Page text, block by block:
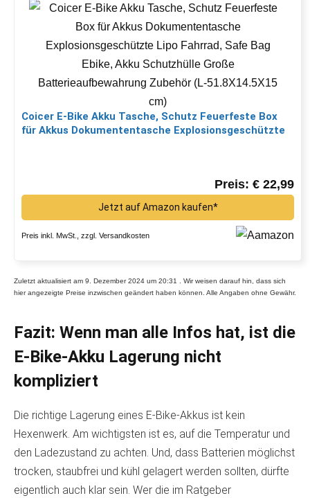
Coicer E-Bike Akku Tasche, Schutz Feuerfeste Box
für Akkus Dokumententasche Explosionsgeschützte
Preis: € 22,99
Jetzt auf Amazon kaufen*
Preis inkl. MwSt., zzgl. Versandkosten
Zuletzt aktualisiert am 9. Dezember 2024 um 20:31 . Wir weisen darauf hin, dass sich
hier angezeigte Preise inzwischen geändert haben können. Alle Angaben ohne Gewähr.
Fazit: Wenn man alle Infos hat, ist die
E-Bike-Akku Lagerung nicht
kompliziert
Die richtige Lagerung eines E-Bike-Akkus ist kein
Hexenwerk. Am wichtigsten ist es, auf die Temperatur und
den Ladezustand zu achten. Und, dass Batterien möglichst
trocken, staubfrei und kühl gelagert werden sollten, dürfte
eigentlich auch klar sein. Wer die im Ratgeber